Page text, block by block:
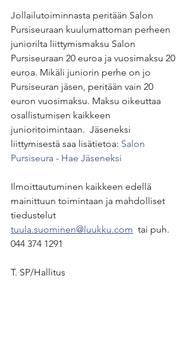
Jollailutoiminnasta peritään Salon
Pursiseuraan kuulumattoman perheen
juniorilta liittymismaksu Salon
Pursiseuraan 20 euroa ja vuosimaksu 20
euroa. Mikäli juniorin perhe on jo
Pursiseuran jäsen, peritään vain 20
euron vuosimaksu. Maksu oikeuttaa
osallistumisen kaikkeen
junioritoimintaan.  Jäseneksi
liittymisestä saa lisätietoa: Salon
Pursiseura - Hae Jäseneksi
Ilmoittautuminen kaikkeen edellä
mainittuun toimintaan ja mahdolliset
tiedustelut
tuula.suominen@luukku.com
  tai puh.
044 374 1291
T. SP/Hallitus